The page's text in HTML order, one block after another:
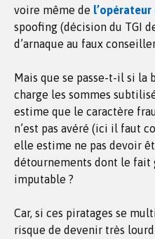
voire même de
spoofing (décision du TGI
d’arnaque au faux
Mais que se passe-t-il si la
charge les sommes
estime que le caractère
n’est pas avéré (ici il faut
elle estime ne pas devoir
détournements dont le fait
imputable ?
Car, si ces piratages se
risque de devenir très